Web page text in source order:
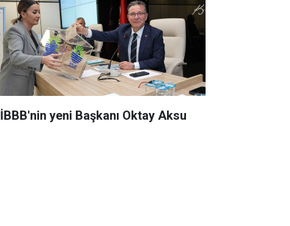
İBBB'nin yeni Başkanı Oktay Aksu